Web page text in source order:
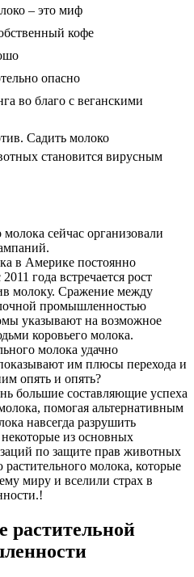
– это миф
кофе
опасно
во благо с веганскими
Садить молоко
становится вирусным
сейчас организовали
в Америке постоянно
года встречается рост
молоку. Сражение между
промышленностью
указывают на возможное
коровьего молока.
молока удачно
им плюсы перехода и
опять и опять?
большие составляющие успеха
помогая альтернативным
навсегда разрушить
из основных
по защите прав животных
молока, которые
миру и вселили страх в
растительной